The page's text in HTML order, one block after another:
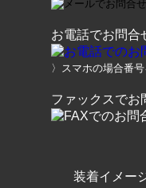
お電話でお問合
〉スマホの場合番
ファックスでお
装着イメー